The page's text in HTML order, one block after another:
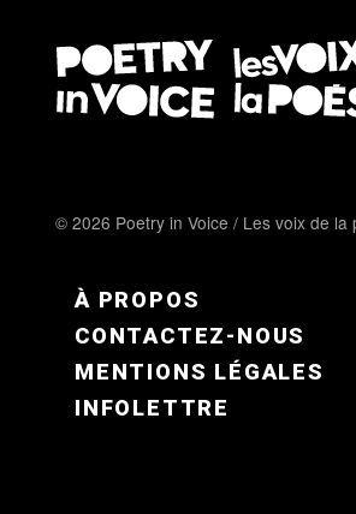
© 2026 Poetry in Voice / Les voix de la
FOOTER MENU FR
À PROPOS
CONTACTEZ-NOUS
MENTIONS LÉGALES
INFOLETTRE